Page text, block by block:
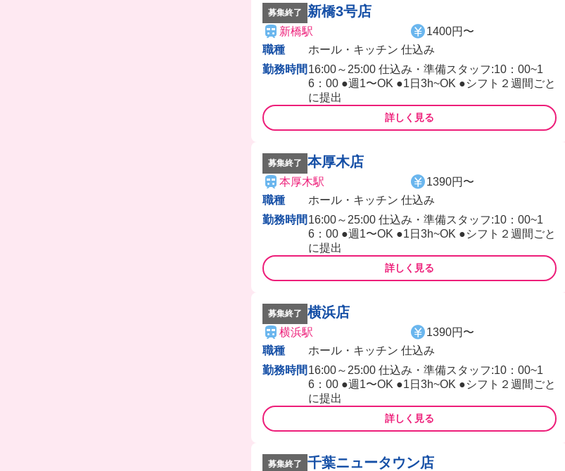
募集終了 新橋3号店
新橋駅
1400円〜
職種
ホール・キッチン 仕込み
勤務時間 16:00～25:00 仕込み・準備スタッフ:10：00~1
6：00 ●週1〜OK ●1日3h~OK ●シフト２週間ごと
に提出
詳しく見る
募集終了 本厚木店
本厚木駅
1390円〜
職種
ホール・キッチン 仕込み
勤務時間 16:00～25:00 仕込み・準備スタッフ:10：00~1
6：00 ●週1〜OK ●1日3h~OK ●シフト２週間ごと
に提出
詳しく見る
募集終了 横浜店
横浜駅
1390円〜
職種
ホール・キッチン 仕込み
勤務時間 16:00～25:00 仕込み・準備スタッフ:10：00~1
6：00 ●週1〜OK ●1日3h~OK ●シフト２週間ごと
に提出
詳しく見る
募集終了 千葉ニュータウン店